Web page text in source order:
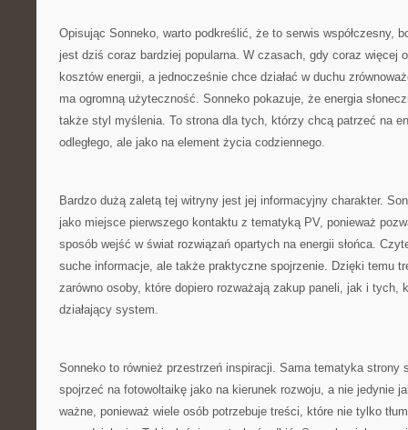
Opisując Sonneko, warto podkreślić, że to serwis współczesny,
jest dziś coraz bardziej popularna. W czasach, gdy coraz więcej
kosztów energii, a jednocześnie chce działać w duchu
ma ogromną użyteczność. Sonneko pokazuje, że energia
także styl myślenia. To strona dla tych, którzy chcą patrzeć na
odległego, ale jako na element życia codziennego.
Bardzo dużą zaletą tej witryny jest jej informacyjny charakter.
jako miejsce pierwszego kontaktu z tematyką PV, ponieważ
sposób wejść w świat rozwiązań opartych na energii słońca.
suche informacje, ale także praktyczne spojrzenie. Dzięki temu
zarówno osoby, które dopiero rozważają zakup paneli, jak i tych,
działający system.
Sonneko to również przestrzeń inspiracji. Sama tematyka strony
spojrzeć na fotowoltaikę jako na kierunek rozwoju, a nie jedynie
ważne, ponieważ wiele osób potrzebuje treści, które nie tylko